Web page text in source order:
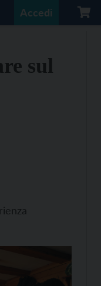
Accedi
sul